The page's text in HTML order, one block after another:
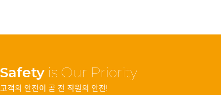
Safetyis Our Priority
고객의 안전이 곧 전 직원의 안전!